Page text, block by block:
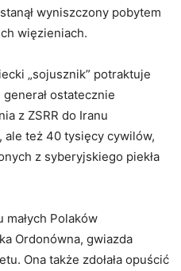
wyniszczony pobytem
więzieniach.
„sojusznik” potraktuje
ostatecznie
z ZSRR do Iranu
ale też 40 tysięcy cywilów,
z syberyjskiego piekła
małych Polaków
Ordonówna, gwiazda
Ona także zdołała opuścić